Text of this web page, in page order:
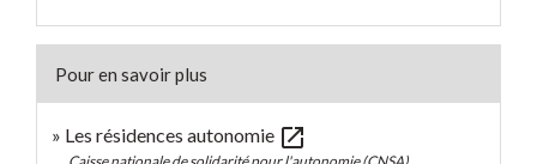
Pour en savoir plus
Les résidences autonomie open_in_new